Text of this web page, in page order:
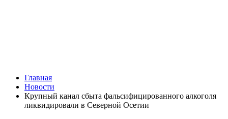
Главная
Новости
Крупный канал сбыта фальсифицированного алкоголя
ликвидировали в Северной Осетии